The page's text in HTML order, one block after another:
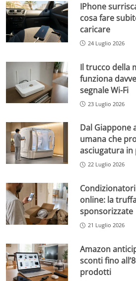
IPhone
cosa fare
caricare
24 Luglio 2026
Il trucco della
funziona
segnale Wi-Fi
23 Luglio 2026
Dal Giappone
umana che
asciugatura
22 Luglio 2026
online: la
sponsorizzate
21 Luglio 2026
Amazon
sconti fino
prodotti